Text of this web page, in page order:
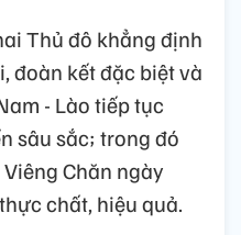
Thủ đô khẳng định
đoàn kết đặc biệt và
- Lào tiếp tục
sâu sắc; trong đó
Chăn ngày
chất, hiệu quả.